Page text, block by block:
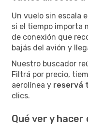
Un vuelo sin escala
si el tiempo importa
de conexión que
bajás del avión y
Nuestro buscador
Filtrá por precio,
aerolínea y reservá
clics.
Qué ver y